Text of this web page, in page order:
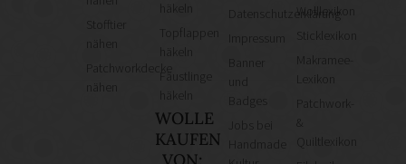
Stofftier
Patchworkdecke
häkeln
Topflappen
häkeln
Fäustlinge
häkeln
WOLLE
KAUFEN
Datenschutzerklärung
Wolllexikon
Sticklexikon
Makramee-
Lexikon
Patchwork-
&
Quiltlexikon